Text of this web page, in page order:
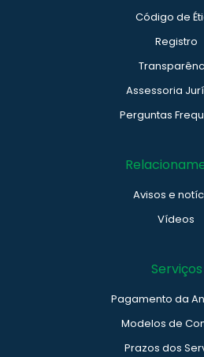
Código de
Registro
Assessoria
Perguntas
Avisos e
Vídeos
Serviços
Pagamento da
Modelos de
Prazos dos